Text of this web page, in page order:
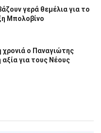
γερά θεμέλια για το
Μπολοβίνο
χρονιά ο Παναγιώτης
για τους Νέους